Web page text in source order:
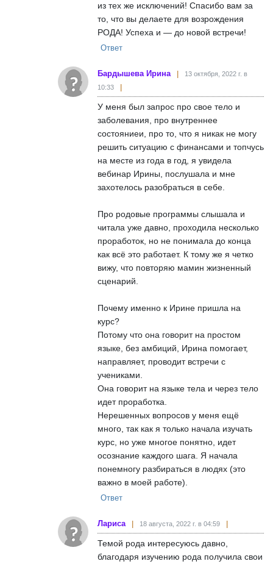
из тех же исключений! Спасибо вам за
то, что вы делаете для возрождения
РОДА! Успеха и — до новой встречи!
Ответ
Бардышева Ирина
13 октября, 2022 г. в
10:33
У меня был запрос про свое тело и
заболевания, про внутреннее
состояниеи, про то, что я никак не могу
решить ситуацию с финансами и топчусь
на месте из года в год, я увидела
вебинар Ирины, послушала и мне
захотелось разобраться в себе.
Про родовые программы слышала и
читала уже давно, проходила несколько
проработок, но не понимала до конца
как всё это работает. К тому же я четко
вижу, что повторяю мамин жизненный
сценарий.
Почему именно к Ирине пришла на
курс?
Потому что она говорит на простом
языке, без амбиций, Ирина помогает,
направляет, проводит встречи с
учениками.
Она говорит на языке тела и через тело
идет проработка.
Нерешенных вопросов у меня ещё
много, так как я только начала изучать
курс, но уже многое понятно, идет
осознание каждого шага. Я начала
понемногу разбираться в людях (это
важно в моей работе).
Ответ
Лариса 18 августа, 2022 г. в 04:59
Темой рода интересуюсь давно,
благодаря изучению рода получила свои